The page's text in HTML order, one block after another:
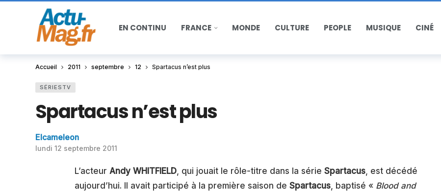
EN CONTINU FRANCE MONDE CULTURE PEOPLE MUSIQUE CINÉ
Accueil 2011 septembre 12 Spartacus n’est plus
SÉRIESTV
Spartacus n’est plus
Elcameleon
lundi 12 septembre 2011
L’acteur Andy WHITFIELD, qui jouait le rôle-titre dans la série Spartacus, est décédé
aujourd’hui. Il avait participé à la première saison de Spartacus, baptisé « Blood and